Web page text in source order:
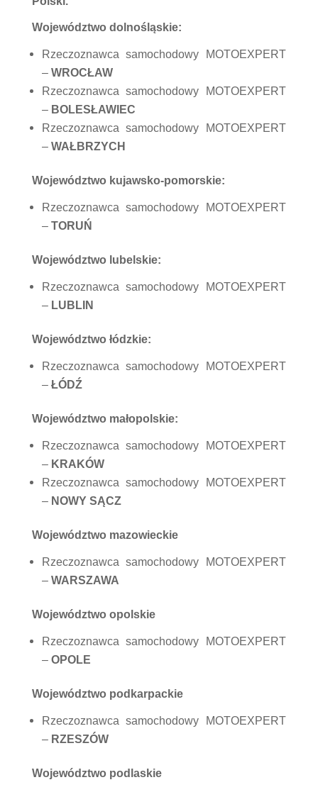
Województwo dolnośląskie:
Rzeczoznawca samochodowy MOTOEXPERT
– WROCŁAW
Rzeczoznawca samochodowy MOTOEXPERT
–BOLESŁAWIEC
Rzeczoznawca samochodowy MOTOEXPERT
–WAŁBRZYCH
Województwo kujawsko-pomorskie:
Rzeczoznawca samochodowy MOTOEXPERT
–TORUŃ
Województwo lubelskie:
Rzeczoznawca samochodowy MOTOEXPERT
–LUBLIN
Województwo łódzkie:
Rzeczoznawca samochodowy MOTOEXPERT
–ŁÓDŹ
Województwo małopolskie:
Rzeczoznawca samochodowy MOTOEXPERT
–KRAKÓW
Rzeczoznawca samochodowy MOTOEXPERT
–NOWY SĄCZ
Województwo mazowieckie
Rzeczoznawca samochodowy MOTOEXPERT
–WARSZAWA
Województwo opolskie
Rzeczoznawca samochodowy MOTOEXPERT
–OPOLE
Województwo podkarpackie
Rzeczoznawca samochodowy MOTOEXPERT
–RZESZÓW
Województwo podlaskie